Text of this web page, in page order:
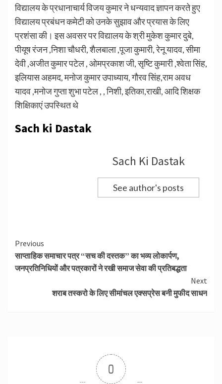
विद्यालय के प्रधानाचार्य विजय कुमार ने धन्यवाद ज्ञापन करते हुए
विद्यालय प्रबंधन कमेटी को उनके सुझाव और प्रयास के लिए
प्रशंसा की। इस अवसर पर विद्यालय के श्री मुकेश कुमार दुबे,
पीयूष रंजन ,निशा चौधरी, शैलबाला ,पूजा कुमारी, रेनू यादव, सीमा
देवी ,अजीत कुमार पटेल , ओमप्रकाश जी, सृष्टि कुमारी ,श्वेता सिंह,
इलियास अहमद, मनोज कुमार उपाध्याय, गौरव सिंह,राम अवध
यादव ,मनोज गुप्ता शुभा पटेल , , निशी, इतिका,राखी, आदि शिक्षक
शिक्षिकाएं उपस्थित थे
Sach ki Dastak
Sach Ki Dastak
See author's posts
Continue
Reading
Previous
साप्ताहिक समाचार पत्र “सच की दस्तक” का भव्य लोकार्पण,
जनप्रतिनिधियों और पत्रकारों ने रखी समाज सेवा की प्रतिबद्धता
Next
शराब तस्करो के लिए सीमांचल एक्सप्रेस बनी मुफीद साधन
0